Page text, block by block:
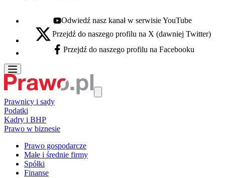
Youtube - otwiera się w nowej karcie
Odwiedź nasz kanał w serwisie YouTube
X - otwiera się w nowej karcie
Przejdź do naszego profilu na X (dawniej Twitter)
Facebook - otwiera się w nowej karcie
Przejdź do naszego profilu na Facebooku
Prawnicy i sądy
Podatki
Kadry i BHP
Prawo w biznesie
Prawo gospodarcze
Małe i średnie firmy
Spółki
Finanse